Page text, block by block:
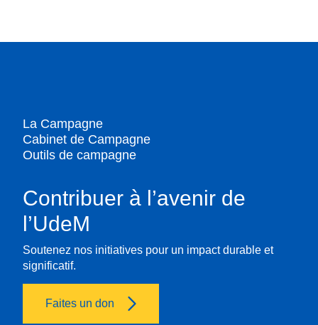
La Campagne
Cabinet de Campagne
Outils de campagne
Contribuer à l’avenir de
l’UdeM
Soutenez nos initiatives pour un impact durable et
significatif.
Faites un don